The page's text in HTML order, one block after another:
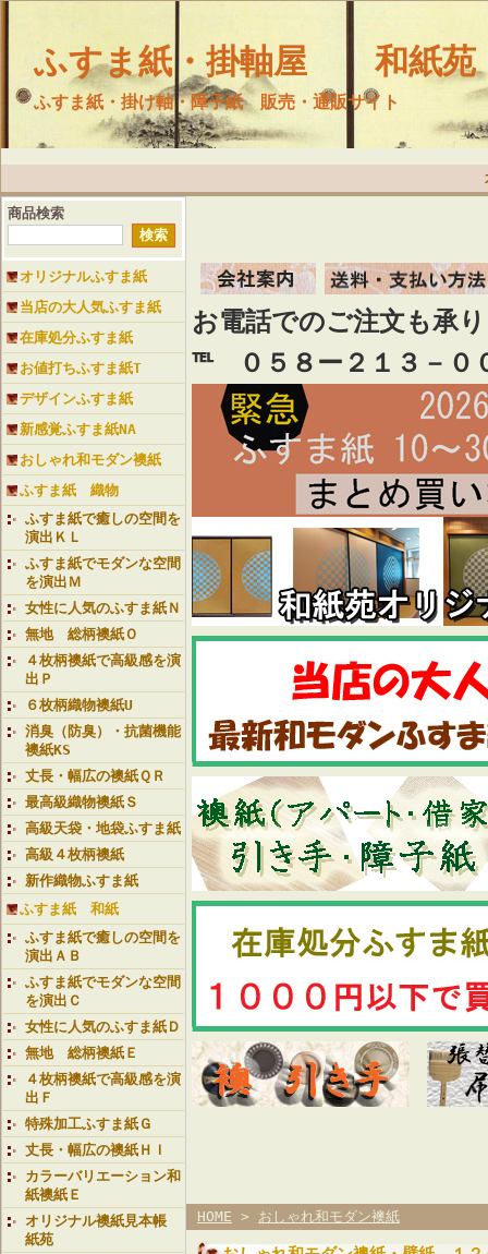
ふすま紙・掛軸屋 和紙苑
ふすま紙・掛け軸・障子紙 販売・通販サイト
商品検索
オリジナルふすま紙
当店の大人気ふすま紙
在庫処分ふすま紙
お値打ちふすま紙T
デザインふすま紙
新感覚ふすま紙NA
おしゃれ和モダン襖紙
ふすま紙 織物
ふすま紙で癒しの空間を
演出ＫＬ
ふすま紙でモダンな空間
を演出Ｍ
女性に人気のふすま紙Ｎ
無地 総柄襖紙Ｏ
４枚柄襖紙で高級感を演
出Ｐ
６枚柄織物襖紙U
消臭（防臭）・抗菌機能
襖紙KS
丈長・幅広の襖紙ＱＲ
最高級織物襖紙Ｓ
高級天袋・地袋ふすま紙
高級４枚柄襖紙
新作織物ふすま紙
ふすま紙 和紙
ふすま紙で癒しの空間を
演出ＡＢ
ふすま紙でモダンな空間
を演出Ｃ
女性に人気のふすま紙Ｄ
無地 総柄襖紙Ｅ
４枚柄襖紙で高級感を演
出Ｆ
特殊加工ふすま紙Ｇ
丈長・幅広の襖紙ＨＩ
カラーバリエーション和
紙襖紙Ｅ
オリジナル襖紙見本帳
紙苑
お電話でのご注文も承
℡ ０５８ー２１３－０
HOME > おしゃれ和モダン襖紙